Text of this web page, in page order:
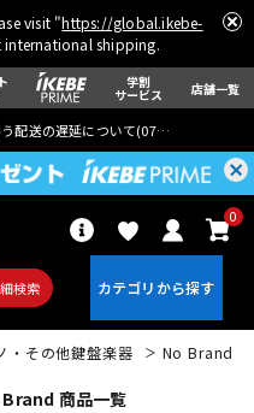
visit "https://global.ikebe-
international shipping.
学割
サービス 店舗一覧
配送の遅延について(07月29日
検索
0
・その他鍵盤楽器 No Brand
Brand 商品一覧